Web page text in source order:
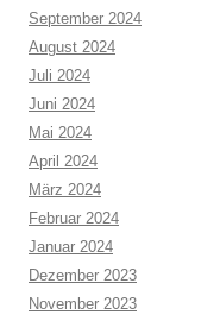
September 2024
August 2024
Juli 2024
Juni 2024
Mai 2024
April 2024
März 2024
Februar 2024
Januar 2024
Dezember 2023
November 2023